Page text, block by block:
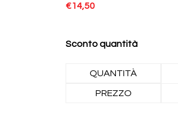
€14,50
Sconto quantità
QUANTITÀ
PREZZO